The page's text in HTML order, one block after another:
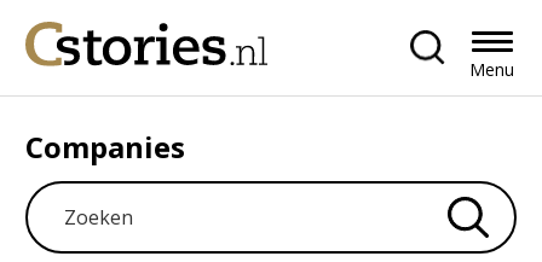
Menu
Companies